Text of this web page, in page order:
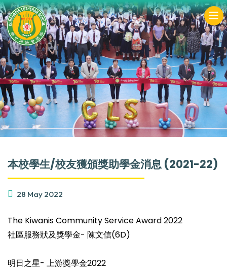
本校學生/校友獲頒獎助學金消息 (2021-22)
28 May 2022
The Kiwanis Community Service Award 2022
社區服務狀及獎學金- 陳文信(6D)
明日之星- 上游獎學金2022